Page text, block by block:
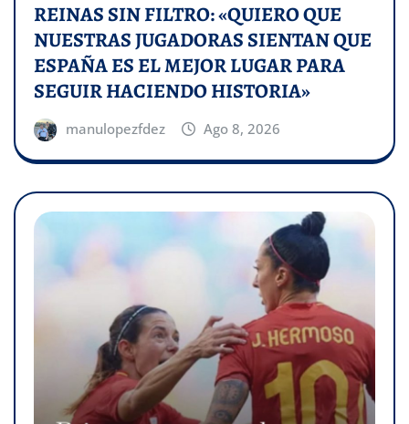
REINAS SIN FILTRO: «QUIERO QUE
NUESTRAS JUGADORAS SIENTAN QUE
ESPAÑA ES EL MEJOR LUGAR PARA
SEGUIR HACIENDO HISTORIA»
manulopezfdez Ago 8, 2026